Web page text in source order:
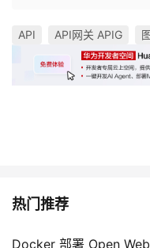
API API网关 APIG
热门推荐
Docker 部署 Open